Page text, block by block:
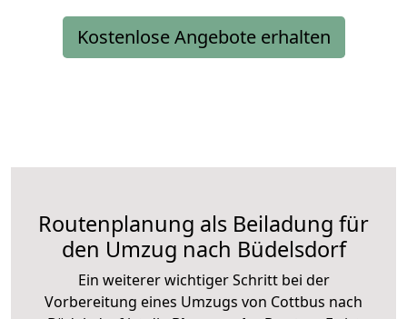
Kostenlose Angebote erhalten
Routenplanung als Beiladung für
den Umzug nach Büdelsdorf
Ein weiterer wichtiger Schritt bei der
Vorbereitung eines Umzugs von Cottbus nach